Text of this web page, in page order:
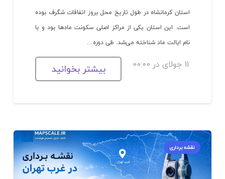
استان کرمانشاه در طول تاریخ محل بروز اتفاقات شگرف بوده
است. این استان یکی از مراکز اصلی سکونت مادها بود و با
نام ایالت ماد شناخته می‌شد. طی دوره…
11 جولای در 00:00 بیشتر بخوانید
نقشه برداری